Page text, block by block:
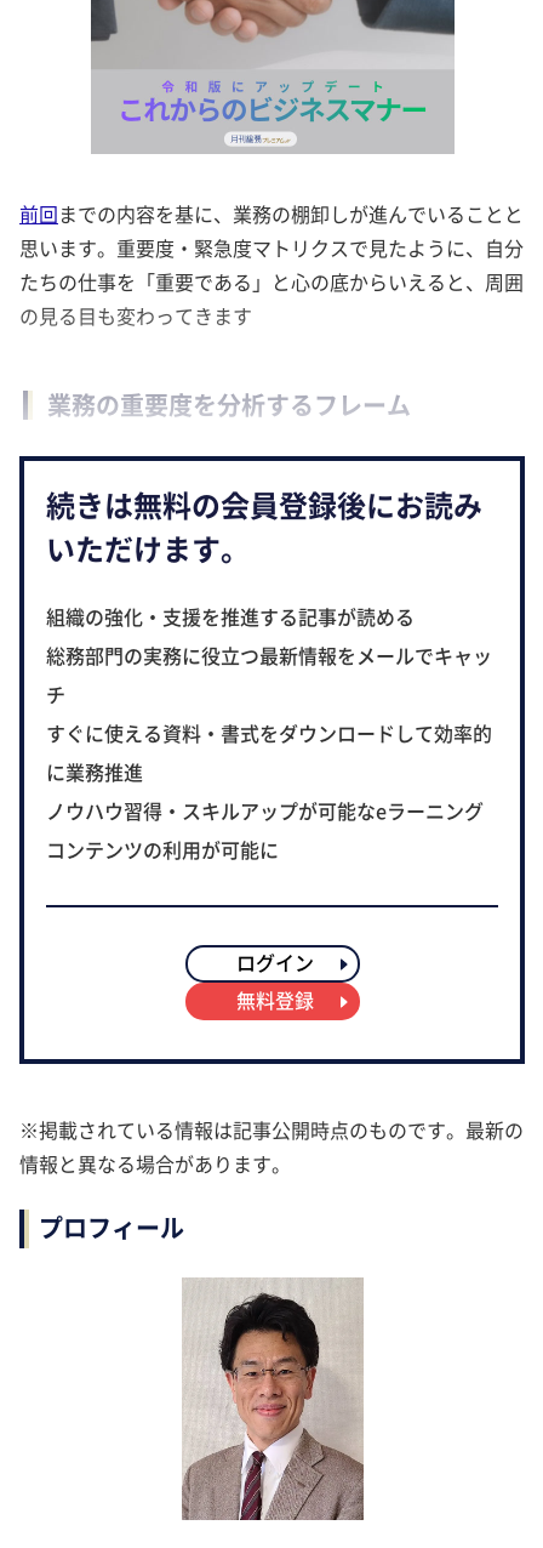
前回までの内容を基に、業務の棚卸しが進んでいることと
思います。重要度・緊急度マトリクスで見たように、自分
たちの仕事を「重要である」と心の底からいえると、周囲
の見る目も変わってきます
業務の重要度を分析するフレーム
続きは無料の会員登録後にお読み
いただけます。
組織の強化・支援を推進する記事が読める
総務部門の実務に役立つ最新情報をメールでキャッ
チ
すぐに使える資料・書式をダウンロードして効率的
に業務推進
ノウハウ習得・スキルアップが可能なeラーニング
コンテンツの利用が可能に
ログイン
無料登録
※掲載されている情報は記事公開時点のものです。最新の
情報と異なる場合があります。
プロフィール